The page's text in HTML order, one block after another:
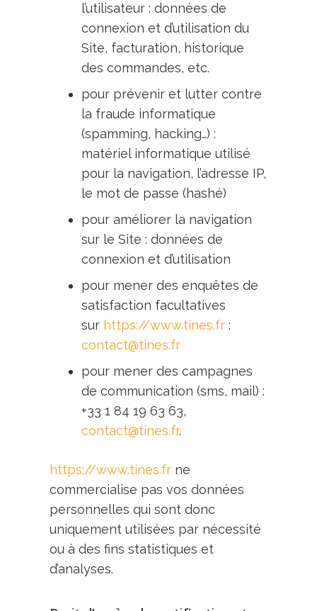
l’utilisateur : données de
connexion et d’utilisation du
Site, facturation, historique
des commandes, etc.
pour prévenir et lutter contre
la fraude informatique
(spamming, hacking…) :
matériel informatique utilisé
pour la navigation, l’adresse IP,
le mot de passe (hashé)
pour améliorer la navigation
sur le Site : données de
connexion et d’utilisation
pour mener des enquêtes de
satisfaction facultatives
sur https://www.tines.fr :
contact@tines.fr
pour mener des campagnes
de communication (sms, mail) :
+33 1 84 19 63 63,
contact@tines.fr.
https://www.tines.fr ne
commercialise pas vos données
personnelles qui sont donc
uniquement utilisées par nécessité
ou à des fins statistiques et
d’analyses.